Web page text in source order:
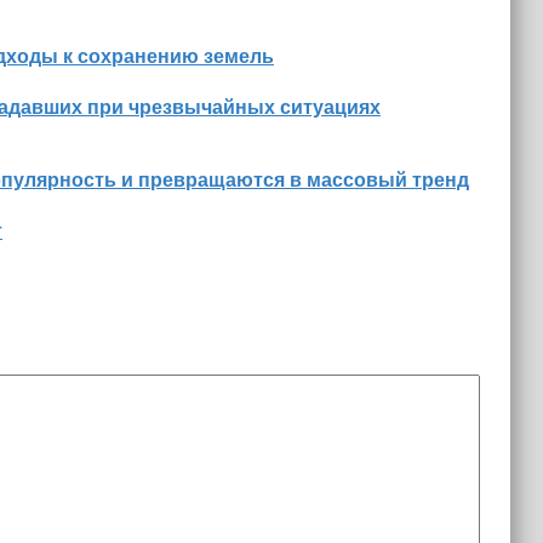
к сохранению земель
при чрезвычайных ситуациях
и превращаются в массовый тренд